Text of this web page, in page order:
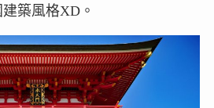
築風格XD。